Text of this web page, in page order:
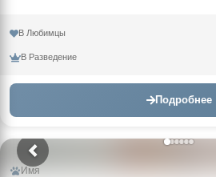
В Любимцы
В Разведение
Подробнее
Имя